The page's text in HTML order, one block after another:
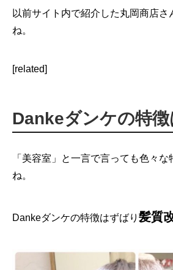
以前サイト内で紹介した丸岡商店さ
ね。
[related]
Dankeダンケの特徴
「美容室」と一言で言っても色々な
ね。
Dankeダンケの特徴はずばり 髪質